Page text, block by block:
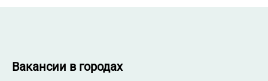
Вакансии в городах